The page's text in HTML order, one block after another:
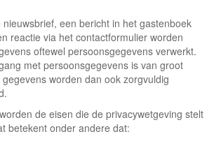
nieuwsbrief, een bericht in het gastenboek
reactie via het contactformulier worden
oftewel persoonsgegevens verwerkt.
met persoonsgegevens is van groot
worden dan ook zorgvuldig
de eisen die de privacywetgeving stelt
betekent onder andere dat: